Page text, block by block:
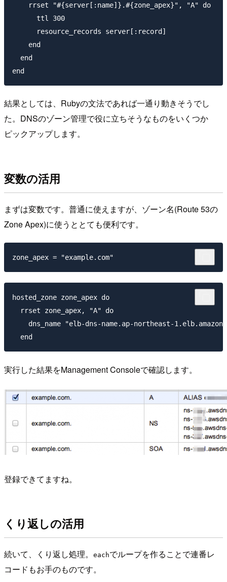
    rrset "#{server[:name]}.#{zone_apex}", "A" do
      ttl 300
      resource_records server[:record]
    end
  end
結果としては、Rubyの文法であれば一通り動きそうでし
た。DNSのゾーン管理で役に立ちそうなものをいくつか
ピックアップします。
変数の活用
まずは変数です。普通に使えますが、ゾーン名(Route 53の
Zone Apex)に使うととても便利です。
hosted_zone zone_apex do
  rrset zone_apex, "A" do
dns_name "elb-dns-name.ap-northeast-
実行した結果をManagement Consoleで確認します。
登録できてますね。
くり返しの活用
続いて、くり返し処理。 eachでループを作ることで連番レ
コードもお手のものです。